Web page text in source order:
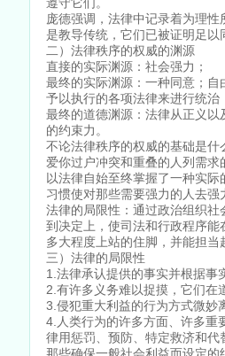
庞德强调，法律中记录着为理
是教导传统，它们已被证明足
二）法律秩序的权威的渊源
直接的实际渊源：社会强力；
最终的实际渊源：一种同意；
予以执行的各项法律来进行统治
最终的道德渊源：法律从正义
的约束力。
不论法律秩序的权威的基础是
爱你过户冲突和重叠的人列需
以法律自始至终掌握了一种实
习惯使对那些需要强力的人去强
法律的局限性：通过政治组织
到决定上，使司法和行政程序
多大程度上站的住脚，并能担
三）法律的局限性
1.法律承认提供的事实并根据事
2.有许多义务难以捉摸，它们在
3.侵犯重大利益的行为方式微妙
4.人类行为的许多方面、许多重
律用惩罚、预防、特定救济和
那些确保一般社会利益而设定